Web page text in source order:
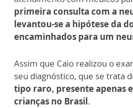
primeira consulta com a
levantou-se a hipótese da
encaminhados para um
Assim que Caio realizou o
seu diagnóstico, que se trata
tipo raro, presente apenas
crianças no Brasil.